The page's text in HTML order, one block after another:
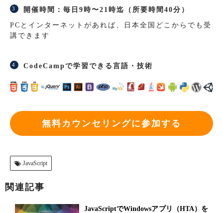
開催時間：毎日9時〜21時迄（所要時間40分）
PCとインターネットがあれば、日本全国どこからでも受
講できます
CodeCampで学習できる言語・技術
無料カウンセリングに参加する
JavaScript
関連記事
JavaScriptでWindowsアプリ（HTA）を